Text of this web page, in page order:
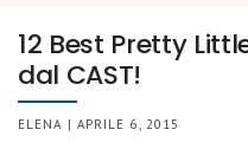
12 Best Pretty
dal CAST!
ELENA | APRILE 6, 2015